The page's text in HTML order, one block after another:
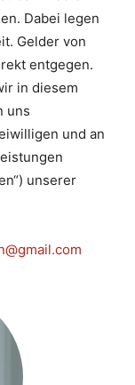
Dabei legen
Gelder von
entgegen.
in diesem
uns
und an
unserer